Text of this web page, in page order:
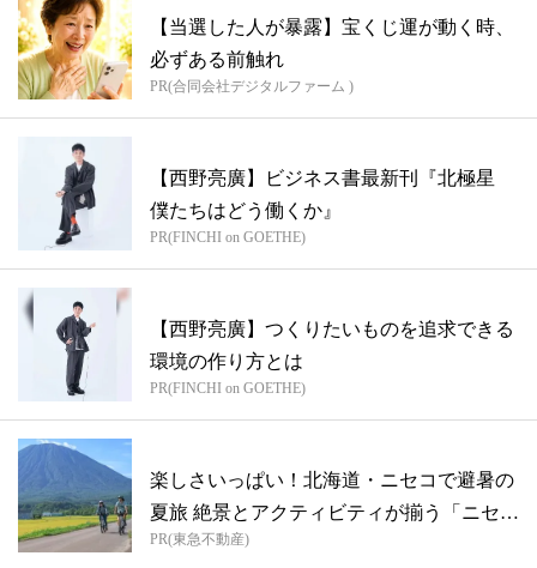
【当選した人が暴露】宝くじ運が動く時、
必ずある前触れ
PR(合同会社デジタルファーム )
【西野亮廣】ビジネス書最新刊『北極星
僕たちはどう働くか』
PR(FINCHI on GOETHE)
【西野亮廣】つくりたいものを追求できる
環境の作り方とは
PR(FINCHI on GOETHE)
楽しさいっぱい！北海道・ニセコで避暑の
夏旅 絶景とアクティビティが揃う「ニセコ
東...
PR(東急不動産)